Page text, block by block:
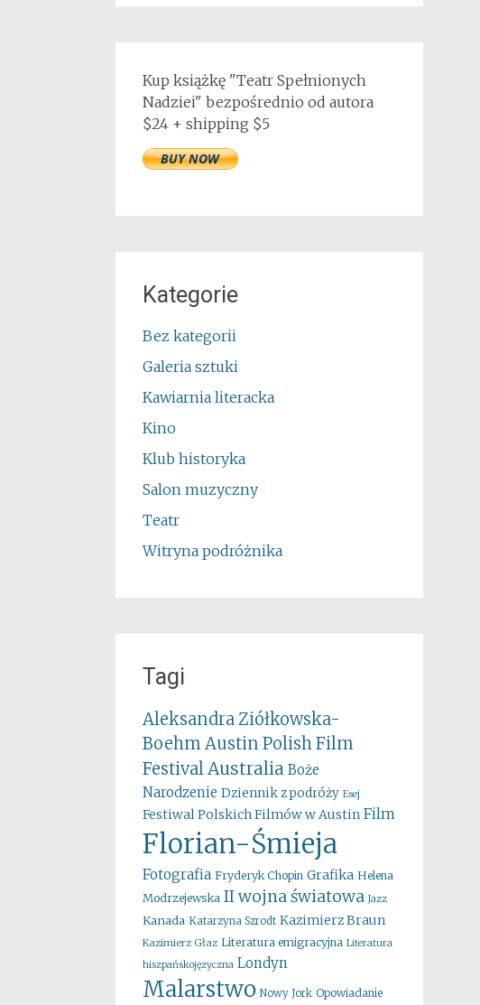
Kup książkę "Teatr Spełnionych
Nadziei" bezpośrednio od autora
$24 + shipping $5
Kategorie
Bez kategorii
Galeria sztuki
Kawiarnia literacka
Kino
Klub historyka
Salon muzyczny
Teatr
Witryna podróżnika
Tagi
Aleksandra Ziółkowska-
Boehm Austin Polish Film
FestivalAustralia Boże
Narodzenie Dziennik z podróży Esej
Festiwal Polskich Filmów w Austin Film
Florian-Śmieja
Fotografia Fryderyk Chopin Grafika Helena
Modrzejewska II wojna światowa Jazz
Kanada Katarzyna Szrodt Kazimierz Braun
Kazimierz Głaz Literatura emigracyjna Literatura
hiszpańskojęzyczna Londyn
Malarstwo Nowy Jork Opowiadanie